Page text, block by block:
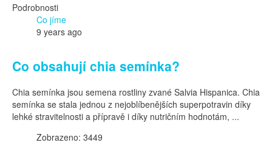
Podrobnosti
Co jíme
9 years ago
Co obsahují chia semínka?
Chia semínka jsou semena rostliny zvané Salvia Hispanica. Chia
semínka se stala jednou z nejoblíbenějších superpotravin díky
lehké stravitelnosti a přípravě i díky nutričním hodnotám, ...
Zobrazeno: 3449